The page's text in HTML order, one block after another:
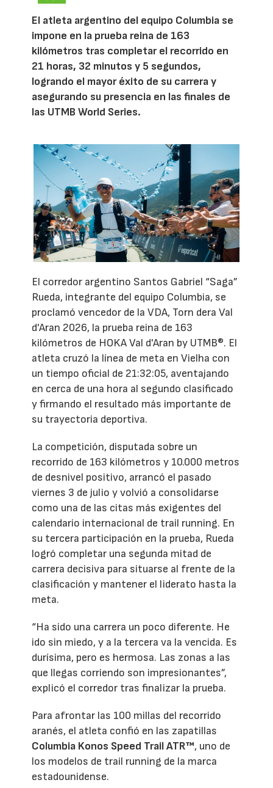
El atleta argentino del equipo Columbia se
impone en la prueba reina de 163
kilómetros tras completar el recorrido en
21 horas, 32 minutos y 5 segundos,
logrando el mayor éxito de su carrera y
asegurando su presencia en las finales de
las UTMB World Series.
El corredor argentino Santos Gabriel “Saga”
Rueda, integrante del equipo Columbia, se
proclamó vencedor de la VDA, Torn dera Val
d'Aran 2026, la prueba reina de 163
kilómetros de HOKA Val d'Aran by UTMB®. El
atleta cruzó la línea de meta en Vielha con
un tiempo oficial de 21:32:05, aventajando
en cerca de una hora al segundo clasificado
y firmando el resultado más importante de
su trayectoria deportiva.
La competición, disputada sobre un
recorrido de 163 kilómetros y 10.000 metros
de desnivel positivo, arrancó el pasado
viernes 3 de julio y volvió a consolidarse
como una de las citas más exigentes del
calendario internacional de trail running. En
su tercera participación en la prueba, Rueda
logró completar una segunda mitad de
carrera decisiva para situarse al frente de la
clasificación y mantener el liderato hasta la
meta.
“Ha sido una carrera un poco diferente. He
ido sin miedo, y a la tercera va la vencida. Es
durísima, pero es hermosa. Las zonas a las
que llegas corriendo son impresionantes”,
explicó el corredor tras finalizar la prueba.
Para afrontar las 100 millas del recorrido
aranés, el atleta confió en las zapatillas
Columbia Konos Speed Trail ATR™, uno de
los modelos de trail running de la marca
estadounidense.